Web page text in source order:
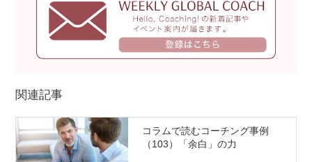
関連記事
コラムで読むコーチング事例
（103）「余白」の力